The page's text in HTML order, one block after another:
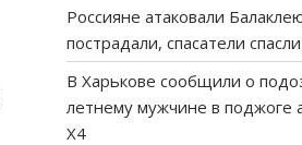
Россияне атаковали
пострадали, спасатели
В Харькове сообщили о
летнему мужчине в поджоге
X4